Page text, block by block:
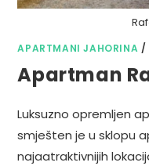
APARTMANI JAHORINA /
Apartman
Luksuzno opremljen
smješten je u sklopu
najaatraktivnijih